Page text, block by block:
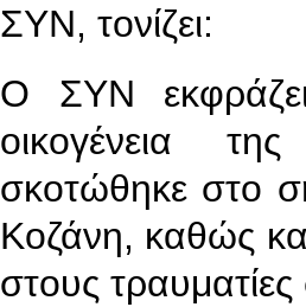
ΣΥΝ, τονίζει:
Ο ΣΥΝ
οικογένεια
σκοτώθηκε στο
Κοζάνη, καθώς
στους